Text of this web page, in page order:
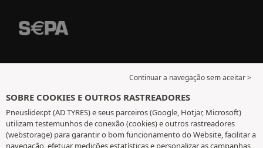
Continuar a navegação sem aceitar >
SOBRE COOKIES E OUTROS RASTREADORES
Pneuslider.pt (AD TYRES) e seus parceiros (Google, Hotjar, Microsoft)
utilizam testemunhos de conexão (cookies) e outros rastreadores
(webstorage) para garantir o bom funcionamento do Website, facilitar a
navegação, efetuar medições estatísticas e personalizar as campanhas